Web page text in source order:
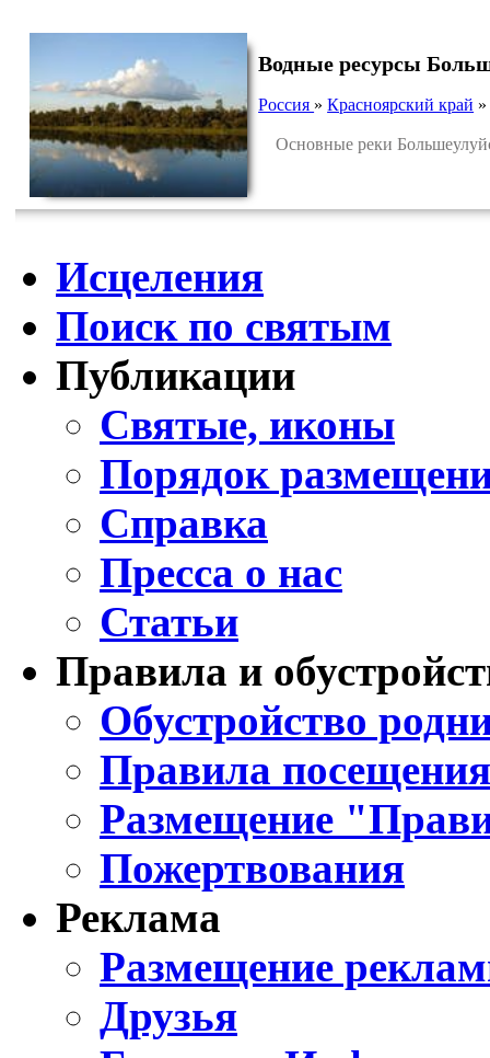
Водные ресурсы
Россия »Красноярский край
Основные реки
Исцеления
Поиск по святым
Публикации
Святые, иконы
Порядок
Справка
Пресса о нас
Статьи
Правила и
Обустройство
Правила
Размещение
Пожертвования
Реклама
Размещение
Друзья